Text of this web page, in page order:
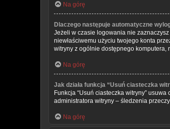
Na górę
Dlaczego następuje automatyczne
Jeżeli w czasie logowania nie
niewłaściwemu użyciu twojego konta
witryny z ogólnie dostępnego komputera,
Na górę
Jak działa funkcja “Usuń ciasteczka
Funkcja “Usuń ciasteczka witryny”
administratora witryny – śledzenia
Na górę